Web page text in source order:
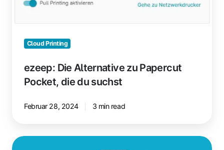
Cloud Printing
ezeep: Die Alternative zu Papercut
Pocket, die du suchst
Februar 28, 2024 3 min read
Drucken